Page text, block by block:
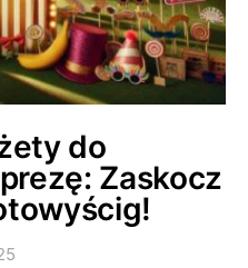
do
Zaskocz